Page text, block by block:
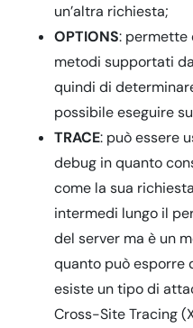
un’altra richiesta;
OPTIONS: permette
metodi supportati
quindi di
possibile eseguire
TRACE: può essere
debug in quanto
come la sua
intermedi lungo il
del server ma è un
quanto può esporre
esiste un tipo di
Cross-Site Tracing